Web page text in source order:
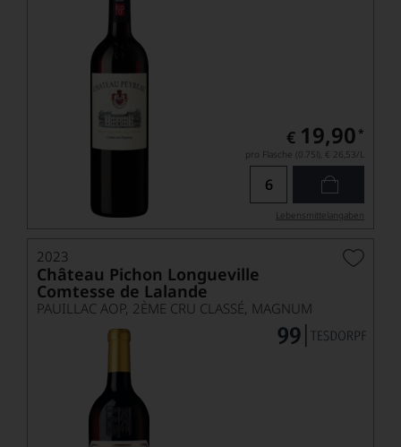
€ 19,90 *
pro Flasche (0.75l), € 26,53/L
Lebensmittel­angaben
2023
Château Pichon Longueville
Comtesse de Lalande
PAUILLAC AOP, 2ÈME CRU CLASSÉ, MAGNUM